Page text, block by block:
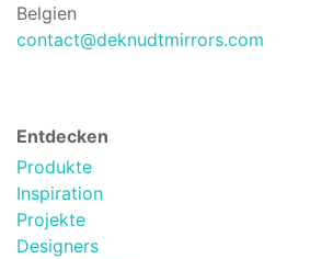
Belgien
contact@deknudtmirrors.com
Entdecken
Produkte
Inspiration
Projekte
Designers